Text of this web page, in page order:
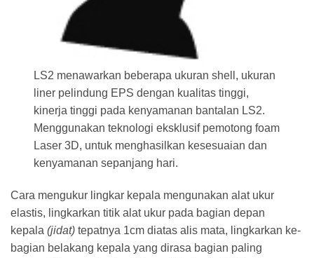
LS2 menawarkan beberapa ukuran shell, ukuran
liner pelindung EPS dengan kualitas tinggi,
kinerja tinggi pada kenyamanan bantalan LS2.
Menggunakan teknologi eksklusif pemotong foam
Laser 3D, untuk menghasilkan kesesuaian dan
kenyamanan sepanjang hari.
Cara mengukur lingkar kepala mengunakan alat ukur
elastis, lingkarkan titik alat ukur pada bagian depan
kepala (jidat) tepatnya 1cm diatas alis mata, lingkarkan ke-
bagian belakang kepala yang dirasa bagian paling